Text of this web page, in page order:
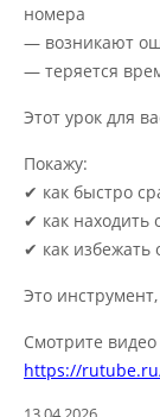
номера
— возникают
— теряется
Этот урок для
Покажу:
✔ как быстро
✔ как находить
✔ как избежать
Это
Смотрите
https://